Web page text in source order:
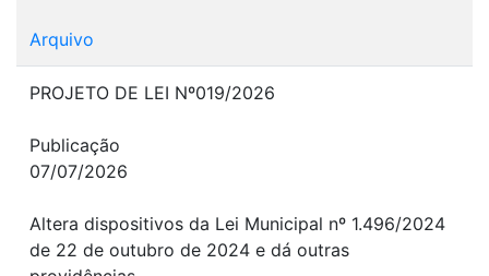
Arquivo
PROJETO DE LEI Nº019/2026
Publicação
07/07/2026
Altera dispositivos da Lei Municipal nº 1.496/2024
de 22 de outubro de 2024 e dá outras